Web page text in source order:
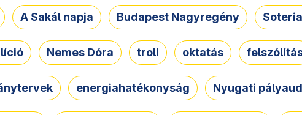
A Sakál napja Budapest Nagyregény
Nemes Dóra troli oktatás
energiahatékonyság Nyugati